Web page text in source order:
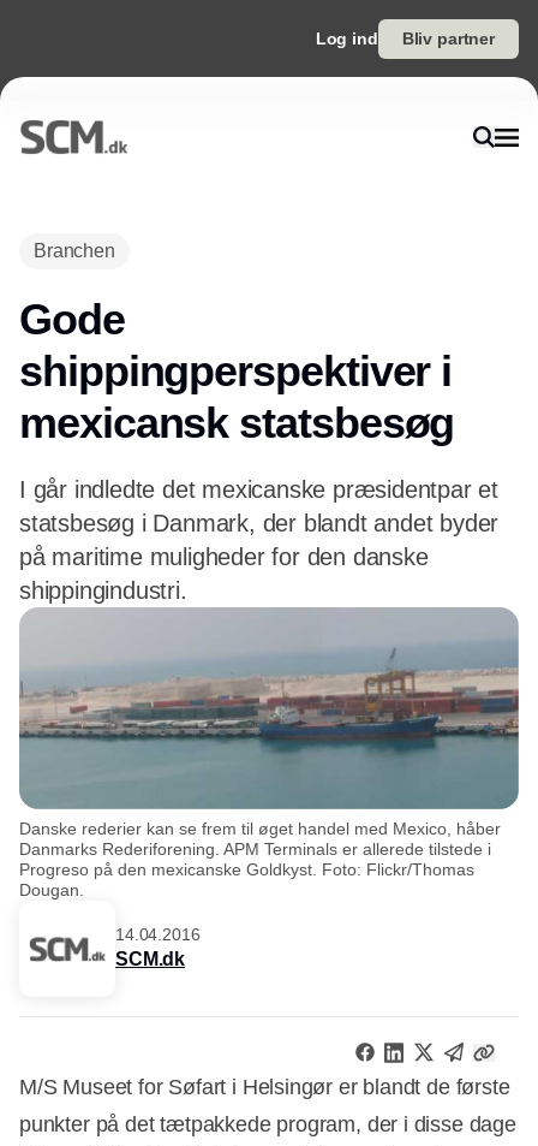
Log ind Bliv partner
Branchen
Gode
shippingperspektiver i
mexicansk statsbesøg
I går indledte det mexicanske præsidentpar et
statsbesøg i Danmark, der blandt andet byder
på maritime muligheder for den danske
shippingindustri.
Danske rederier kan se frem til øget handel med Mexico, håber
Danmarks Rederiforening. APM Terminals er allerede tilstede i
Progreso på den mexicanske Goldkyst. Foto: Flickr/Thomas
Dougan.
14.04.2016
SCM.dk
M/S Museet for Søfart i Helsingør er blandt de første
punkter på det tætpakkede program, der i disse dage